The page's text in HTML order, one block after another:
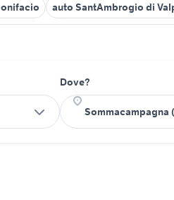
auto SantAmbrogio di
Dove?